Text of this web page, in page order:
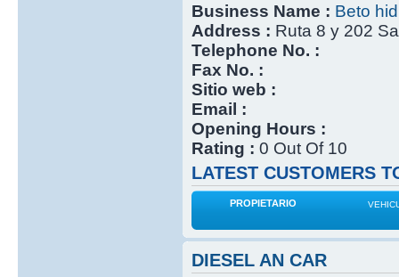
Business Name : Beto
Address : Ruta 8 y 202
Telephone No. :
Fax No. :
Sitio web :
Email :
Opening Hours :
Rating : 0 Out Of 10
LATEST CUSTOMERS
PROPIETARIO
DIESEL AN CAR